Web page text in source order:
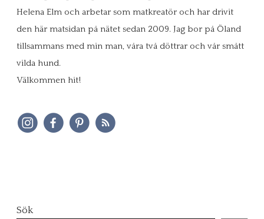
Helena Elm och arbetar som matkreatör och har drivit
den här matsidan på nätet sedan 2009. Jag bor på Öland
tillsammans med min man, våra två döttrar och vår smått
vilda hund.
Välkommen hit!
Sök